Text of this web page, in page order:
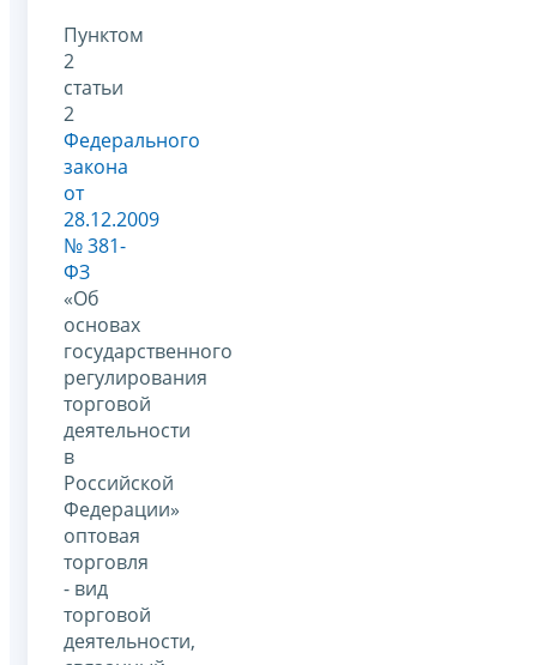
Пунктом
2
статьи
2
Федерального
закона
от
28.12.2009
№ 381-
ФЗ
«Об
основах
государственного
регулирования
торговой
деятельности
в
Российской
Федерации»
оптовая
торговля
- вид
торговой
деятельности,